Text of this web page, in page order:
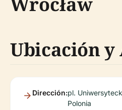
Ubicación y
Dirección:pl.
Polonia